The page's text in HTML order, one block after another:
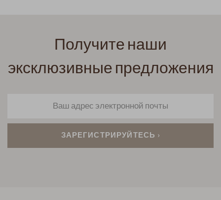
Получите наши
эксклюзивные предложения